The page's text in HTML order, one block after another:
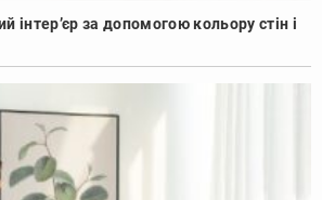
інтер’єр за допомогою кольору стін і